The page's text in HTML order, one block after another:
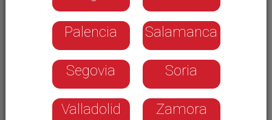
Palencia Salamanca
Segovia Soria
Valladolid Zamora